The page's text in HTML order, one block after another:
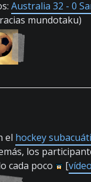
Australia 32 - 0
mundotaku)
el hockey
los
cada poco
[vídeo